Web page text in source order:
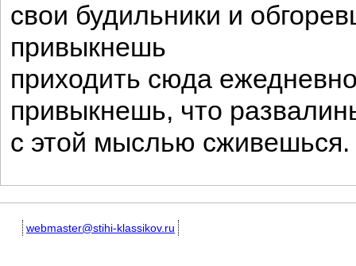
свои будильники и
привыкнешь
приходить сюда
привыкнешь, что
с этой мыслью сживешься.
webmaster@stihi-klassikov.ru